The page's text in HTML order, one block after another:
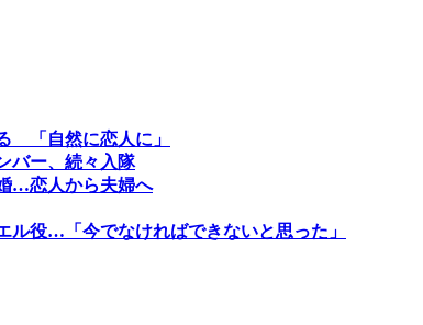
「自然に恋人に」
バー、続々入隊
…恋人から夫婦へ
ル役…「今でなければできないと思った」